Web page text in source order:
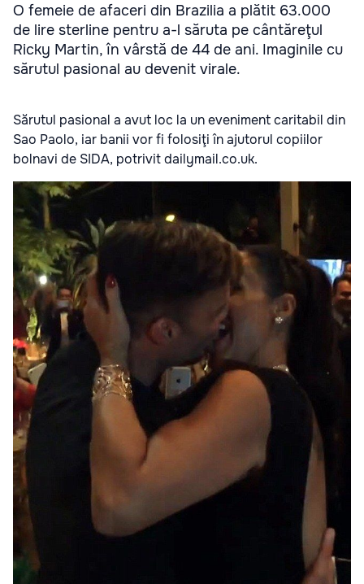
O femeie de afaceri din Brazilia a plătit 63.000
de lire sterline pentru a-l săruta pe cântăreţul
Ricky Martin, în vârstă de 44 de ani. Imaginile cu
sărutul pasional au devenit virale.
Sărutul pasional a avut loc la un eveniment caritabil din
Sao Paolo, iar banii vor fi folosiţi în ajutorul copiilor
bolnavi de SIDA, potrivitdailymail.co.uk.